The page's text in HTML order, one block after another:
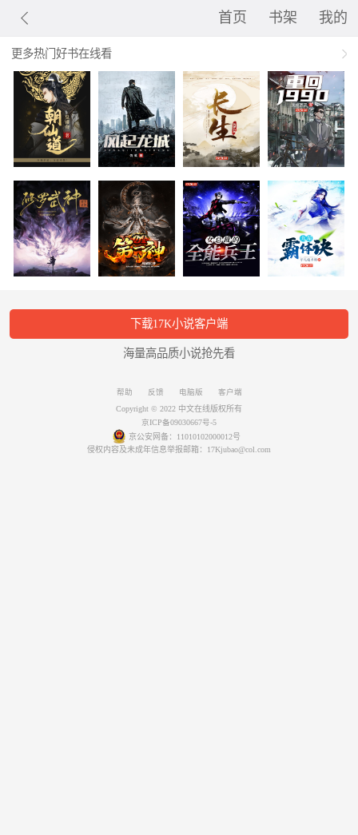
首页 书架 我的
更多热门好书在线看
下载17K小说客户端
海量高品质小说抢先看
帮助 反馈 电脑版
客户端
Copyright © 2022 中文在线版权所有
京ICP备09030667号-5
京公安网备：11010102000012号
侵权内容及未成年信息举报邮箱：17Kjubao@col.com